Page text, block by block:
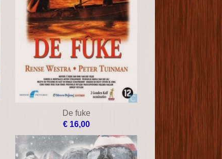
De fuke
€ 16,00